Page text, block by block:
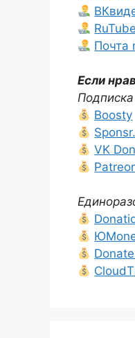
Почта
Если
Boosty
VK